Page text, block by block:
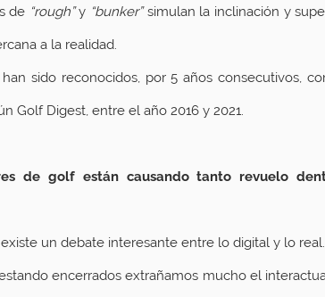
de “rough” y “bunker” simulan la inclinación y
a la realidad.
sido reconocidos, por 5 años consecutivos,
Golf Digest, entre el año 2016 y 2021.
de golf están causando tanto revuelo
un debate interesante entre lo digital y lo real.
encerrados extrañamos mucho el